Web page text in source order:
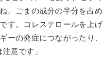
。ごまの成分の半分を占め
す。コレステロールを上げ
ーの発症につながったり、
意です」